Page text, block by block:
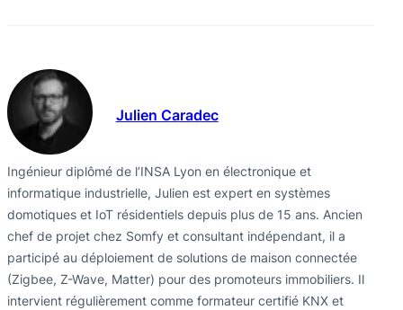
Julien Caradec
Ingénieur diplômé de l’INSA Lyon en électronique et
informatique industrielle, Julien est expert en systèmes
domotiques et IoT résidentiels depuis plus de 15 ans. Ancien
chef de projet chez Somfy et consultant indépendant, il a
participé au déploiement de solutions de maison connectée
(Zigbee, Z-Wave, Matter) pour des promoteurs immobiliers. Il
intervient régulièrement comme formateur certifié KNX et